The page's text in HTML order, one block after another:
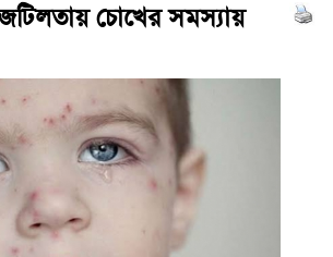
চোখের সমস্যায়